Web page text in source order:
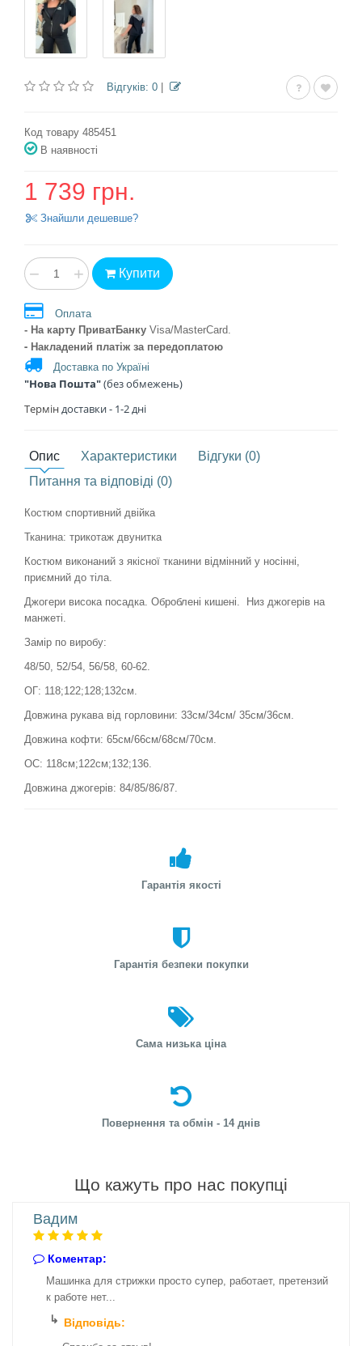
Відгуків: 0
Код товару 485451
В наявності
1 739 грн.
Знайшли дешевше?
− + Купити
Оплата
- На карту ПриватБанку Visa/MasterCard.
- Накладений платіж за передоплатою
Доставка по Україні
"Нова Пошта"(без обмежень)
Терміндоставки - 1-2 дні
Опис Характеристики
Відгуки (0)
Питання та відповіді (0)
Костюм спортивний двійка
Тканина: трикотаж двунитка
Костюм виконаний з якісної тканини відмінний у носінні,
приємний до тіла.
Джогери висока посадка. Оброблені кишені. Низ джогерів на
манжеті.
Замір по виробу:
48/50, 52/54, 56/58, 60-62.
ОГ: 118;122;128;132см.
Довжина рукава від горловини: 33см/34см/ 35см/36см.
Довжина кофти: 65см/66см/68см/70см.
ОС: 118см;122см;132;136.
Довжина джогерів: 84/85/86/87.
Гарантія якості
Гарантія безпеки покупки
Сама низька ціна
Повернення та обмін - 14 днів
Що кажуть про нас покупці
Вадим
Коментар:
Машинка для стрижки просто супер, работает, претензий
к работе нет...
Відповідь: